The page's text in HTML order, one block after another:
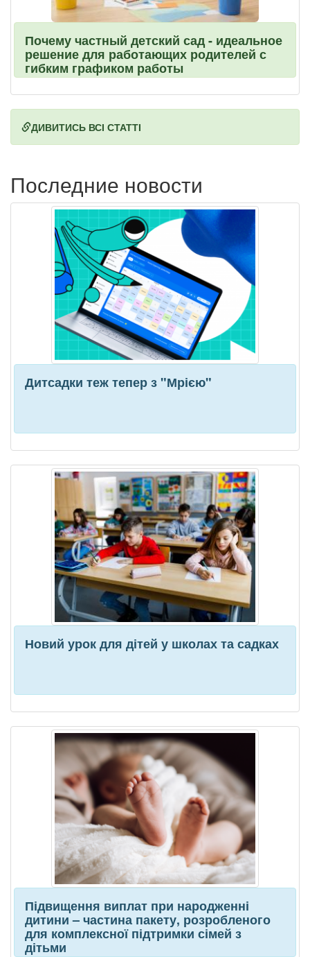
Почему частный детский сад - идеальное
решение для работающих родителей с
гибким графиком работы
ДИВИТИСЬ ВСІ СТАТТІ
Последние новости
Дитсадки теж тепер з "Мрією"
Новий урок для дітей у школах та садках
Підвищення виплат при народженні
дитини – частина пакету, розробленого
для комплексної підтримки сімей з
дітьми